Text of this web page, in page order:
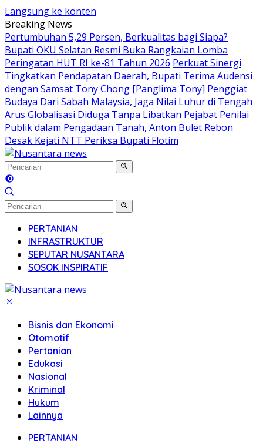
Langsung ke konten
Breaking News
Pertumbuhan 5,29 Persen, Berkualitas bagi Siapa?
Bupati OKU Selatan Resmi Buka Rangkaian Lomba
Peringatan HUT RI ke-81 Tahun 2026 Perkuat Sinergi
Tingkatkan Pendapatan Daerah, Bupati Terima Audensi
dengan Samsat Tony Chong [Panglima Tony] Penggiat
Budaya Dari Sabah Malaysia, Jaga Nilai Luhur di Tengah
Arus Globalisasi Diduga Tanpa Libatkan Pejabat Penilai
Publik dalam Pengadaan Tanah, Anton Bulet Rebon
Desak Kejati NTT Periksa Bupati Flotim
PERTANIAN
INFRASTRUKTUR
SEPUTAR NUSANTARA
SOSOK INSPIRATIF
Bisnis dan Ekonomi
Otomotif
Pertanian
Edukasi
Nasional
Kriminal
Hukum
Lainnya
PERTANIAN